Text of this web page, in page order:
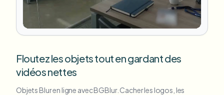
Floutez les objets tout en gardant des
vidéos nettes
Objets Blur en ligne avec BGBlur. Cacher les logos, les